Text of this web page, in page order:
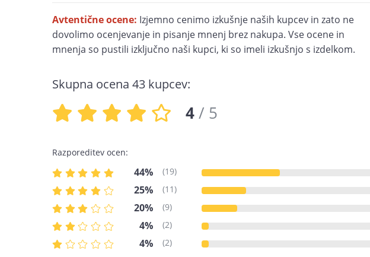
Avtentične ocene: Izjemno cenimo izkušnje naših kupcev in zato ne
dovolimo ocenjevanje in pisanje mnenj brez nakupa. Vse ocene in
mnenja so pustili izključno naši kupci, ki so imeli izkušnjo s izdelkom.
Skupna ocena 43 kupcev:
4/ 5
Razporeditev ocen:
44% (19)
25% (11)
20% (9)
4% (2)
4% (2)